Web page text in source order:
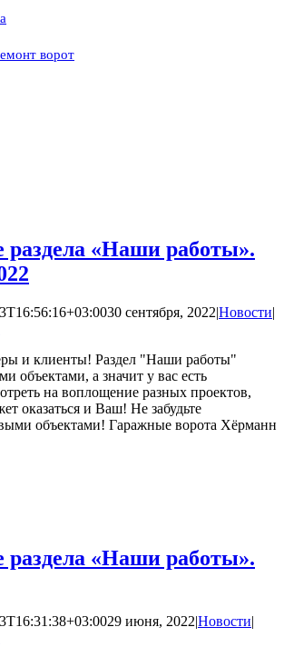
ворот
раздела «Наши работы».
30 сентября, 2022|Новости|
и клиенты! Раздел "Наши работы"
объектами, а значит у вас есть
на воплощение разных проектов,
оказаться и Ваш! Не забудьте
объектами! Гаражные ворота Хёрманн
раздела «Наши работы».
29 июня, 2022|Новости|